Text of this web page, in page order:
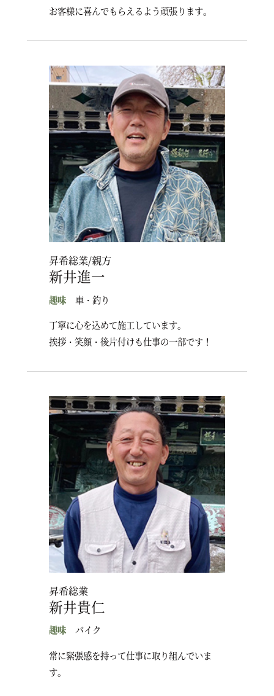
お客様に喜んでもらえるよう頑張ります。
昇希総業/親方
新井進一
趣味
車・釣り
丁寧に心を込めて施工しています。
挨拶・笑顔・後片付けも仕事の一部です！
昇希総業
新井貴仁
趣味
バイク
常に緊張感を持って仕事に取り組んでいま
す。